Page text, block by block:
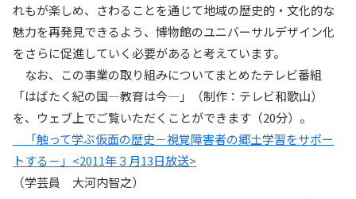
れもが楽しめ、さわることを通じて地域の歴史的・文化的な
魅力を再発見できるよう、博物館のユニバーサルデザイン化
をさらに促進していく必要があると考えています。
なお、この事業の取り組みについてまとめたテレビ番組
「はばたく紀の国―教育は今―」（制作：テレビ和歌山）
を、ウェブ上でご覧いただくことができます（20分）。
「触って学ぶ仮面の歴史－視覚障害者の郷土学習をサポー
トする－」<2011年３月13日放送>
（学芸員 大河内智之）